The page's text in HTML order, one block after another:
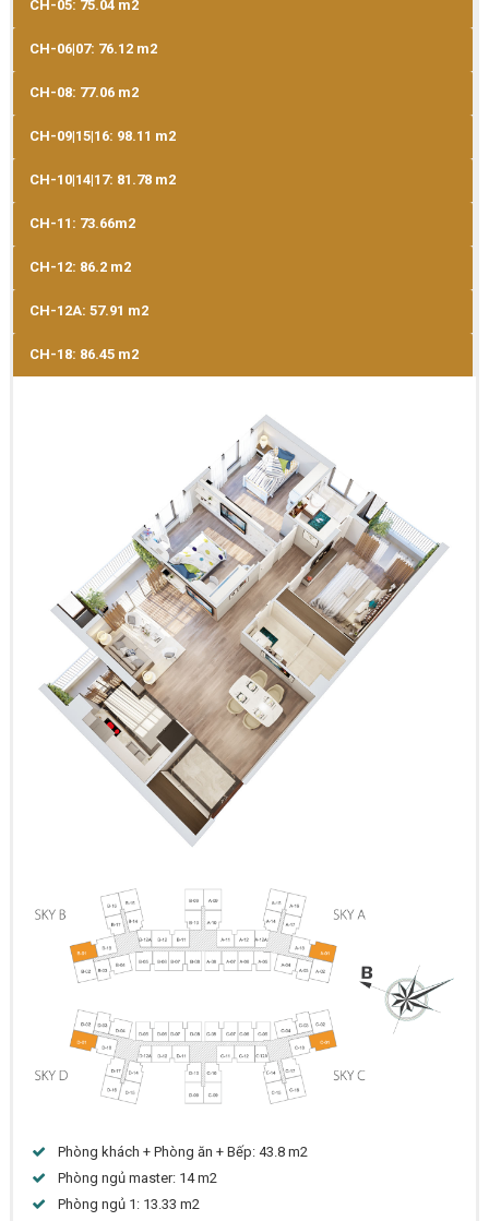
CH-05: 75.04 m2
CH-06|07: 76.12 m2
CH-08: 77.06 m2
CH-09|15|16: 98.11 m2
CH-10|14|17: 81.78 m2
CH-11: 73.66m2
CH-12: 86.2 m2
CH-12A: 57.91 m2
CH-18: 86.45 m2
Phòng khách + Phòng ăn + Bếp: 43.8 m2
Phòng ngủ master: 14 m2
Phòng ngủ 1: 13.33 m2